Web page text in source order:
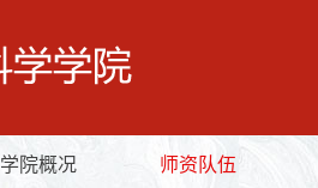
学院概况 师资队伍